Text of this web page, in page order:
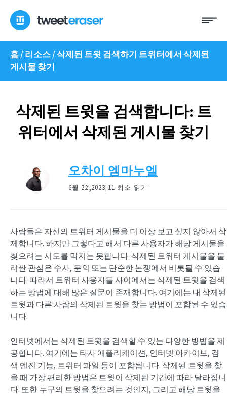
로
뛰
메
홈/리소스/삭제된 트윗 검색하기 트위터에서 삭제된
게시물 찾기
삭제된 트윗을 검색합니다: 트
위터에서 삭제된 게시물 찾기
오차이 엠마누엘
6월 22,2023| 11 최소 읽기
사람들은 자신의 트위터 게시물을 더 이상 보고 싶지 않아서 삭
제합니다. 하지만 그렇다고 해서 다른 사용자가 해당 게시물을
찾으려는 시도를 막지는 못합니다. 삭제된 트위터 게시물을 둘
러싼 관심은 수사, 문의 또는 단순한 논쟁에서 비롯될 수 있습
니다. 따라서 트위터 사용자들 사이에서는 삭제된 트윗을 검색
하는 방법에 대해 많은 질문이 존재합니다. 여기에는 내 삭제된
트윗과 다른 사람의 삭제된 트윗을 찾는 방법이 포함될 수 있습
니다.
인터넷에서는 삭제된 트윗을 검색할 수 있는 다양한 방법을 제
공합니다. 여기에는 타사 애플리케이션, 인터넷 아카이브, 검
색 엔진 기능, 트위터 파일 등이 포함됩니다. 삭제된 트윗을 찾
을 때 가장 편리한 방법은 트윗이 삭제된 기간에 따라 달라집니
다. 또한 누구의 트윗을 찾으려는 것인지, 그리고 해당 트윗을